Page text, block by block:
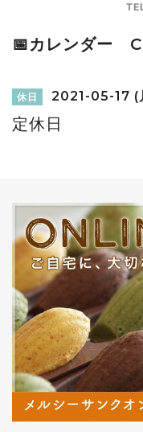
📅カレンダー
休日 2021-05-17 (
定休日